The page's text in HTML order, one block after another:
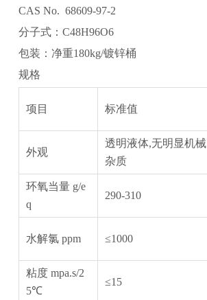
CAS No. 68609-97-2
分子式：C48H96O6
包装：净重180kg/镀锌桶
规格
项目 标准值
外观
透明液体,无明显机械
杂质
环氧当量 g/e
q
290-310
水解氯 ppm ≤1000
粘度 mpa.s/2
5℃
≤15